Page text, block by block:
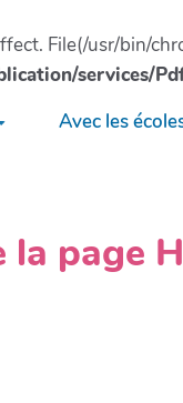
File(/usr/bin/
services/
Avec les
la page